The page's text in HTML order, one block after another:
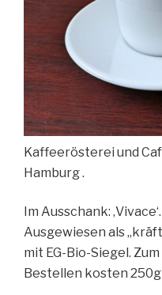
Kaffeerösterei und
Hamburg .
Im Ausschank:
Ausgewiesen als
mit EG-Bio-Siegel.
Bestellen kosten 250g